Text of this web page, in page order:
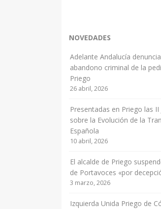
NOVEDADES
Adelante Andalucía
abandono criminal de la
Priego
26 abril, 2026
Presentadas en Priego las II
sobre la Evolución de la
Española
10 abril, 2026
El alcalde de Priego
de Portavoces «por
3 marzo, 2026
Izquierda Unida Priego de